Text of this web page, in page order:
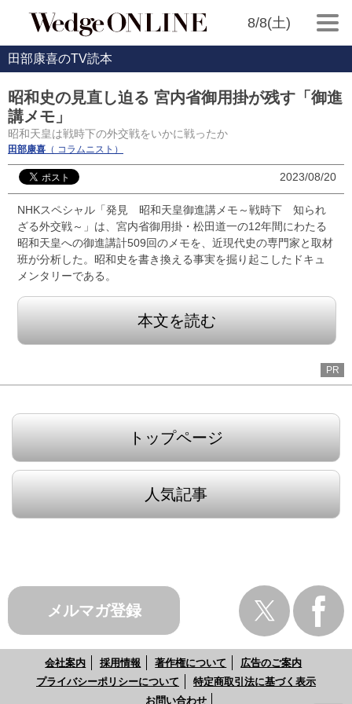
8/8(土)
田部康喜のTV読本
昭和史の見直し迫る 宮内省御用掛が残す「御進
講メモ」
昭和天皇は戦時下の外交戦をいかに戦ったか
田部康喜 （ コラムニスト）
2023/08/20
NHKスペシャル「発見 昭和天皇御進講メモ～戦時下 知られ
ざる外交戦～」は、宮内省御用掛・松田道一の12年間にわたる
昭和天皇への御進講計509回のメモを、近現代史の専門家と取材
班が分析した。昭和史を書き換える事実を掘り起こしたドキュ
メンタリーである。
本文を読む
PR
トップページ
人気記事
メルマガ登録
会社案内 採用情報 著作権について
広告のご案内
プライバシーポリシーについて
特定商取引法に基づく表示
お問い合わせ